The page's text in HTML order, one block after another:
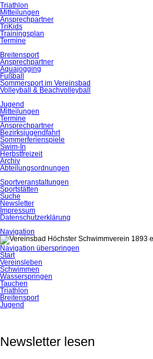
Triathlon
Mitteilungen
Ansprechpartner
TriKids
Trainingsplan
Termine
Breitensport
Ansprechpartner
Aquajogging
Fußball
Sommersport im Vereinsbad
Volleyball & Beachvolleyball
Jugend
Mitteilungen
Termine
Ansprechpartner
Bezirksjugendfahrt
Sommerferienspiele
Swim-In
Herbstfreizeit
Archiv
Abteilungsordnungen
Sportveranstaltungen
Sportstätten
Suche
Newsletter
Impressum
Datenschutzerklärung
Navigation
Navigation überspringen
Start
Vereinsleben
Schwimmen
Wasserspringen
Tauchen
Triathlon
Breitensport
Jugend
Newsletter lesen